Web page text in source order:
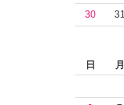
30
31
日
月